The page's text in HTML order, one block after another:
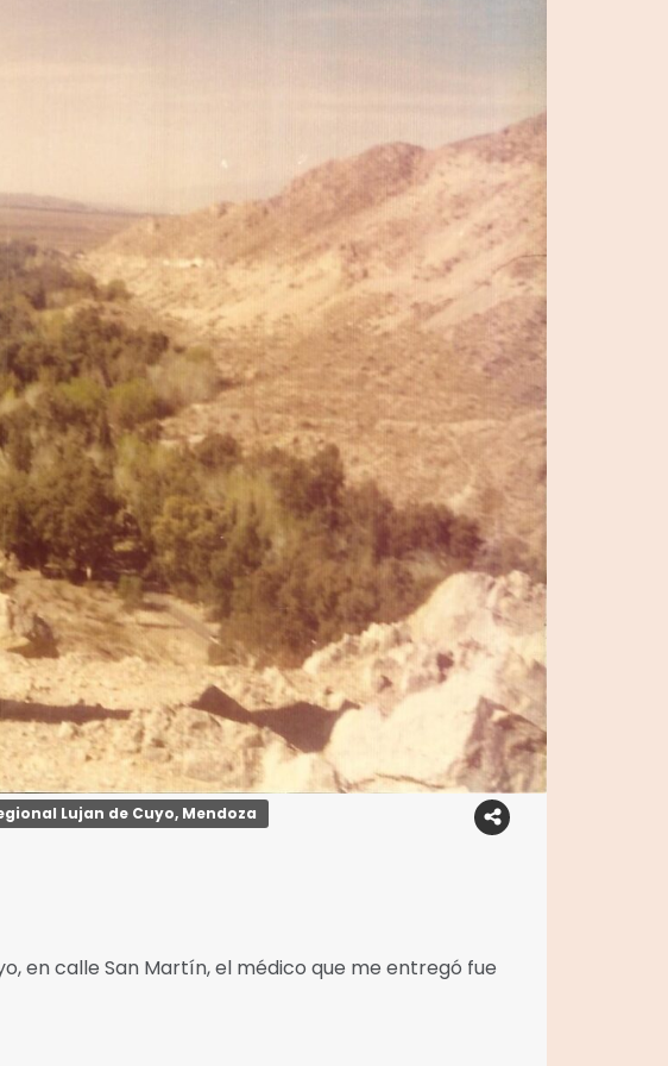
Lujan de Cuyo, Mendoza
en calle San Martín, el médico que me entregó fue